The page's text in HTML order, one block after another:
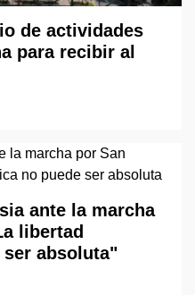
de actividades
para recibir al
ante la marcha
libertad
ser absoluta"